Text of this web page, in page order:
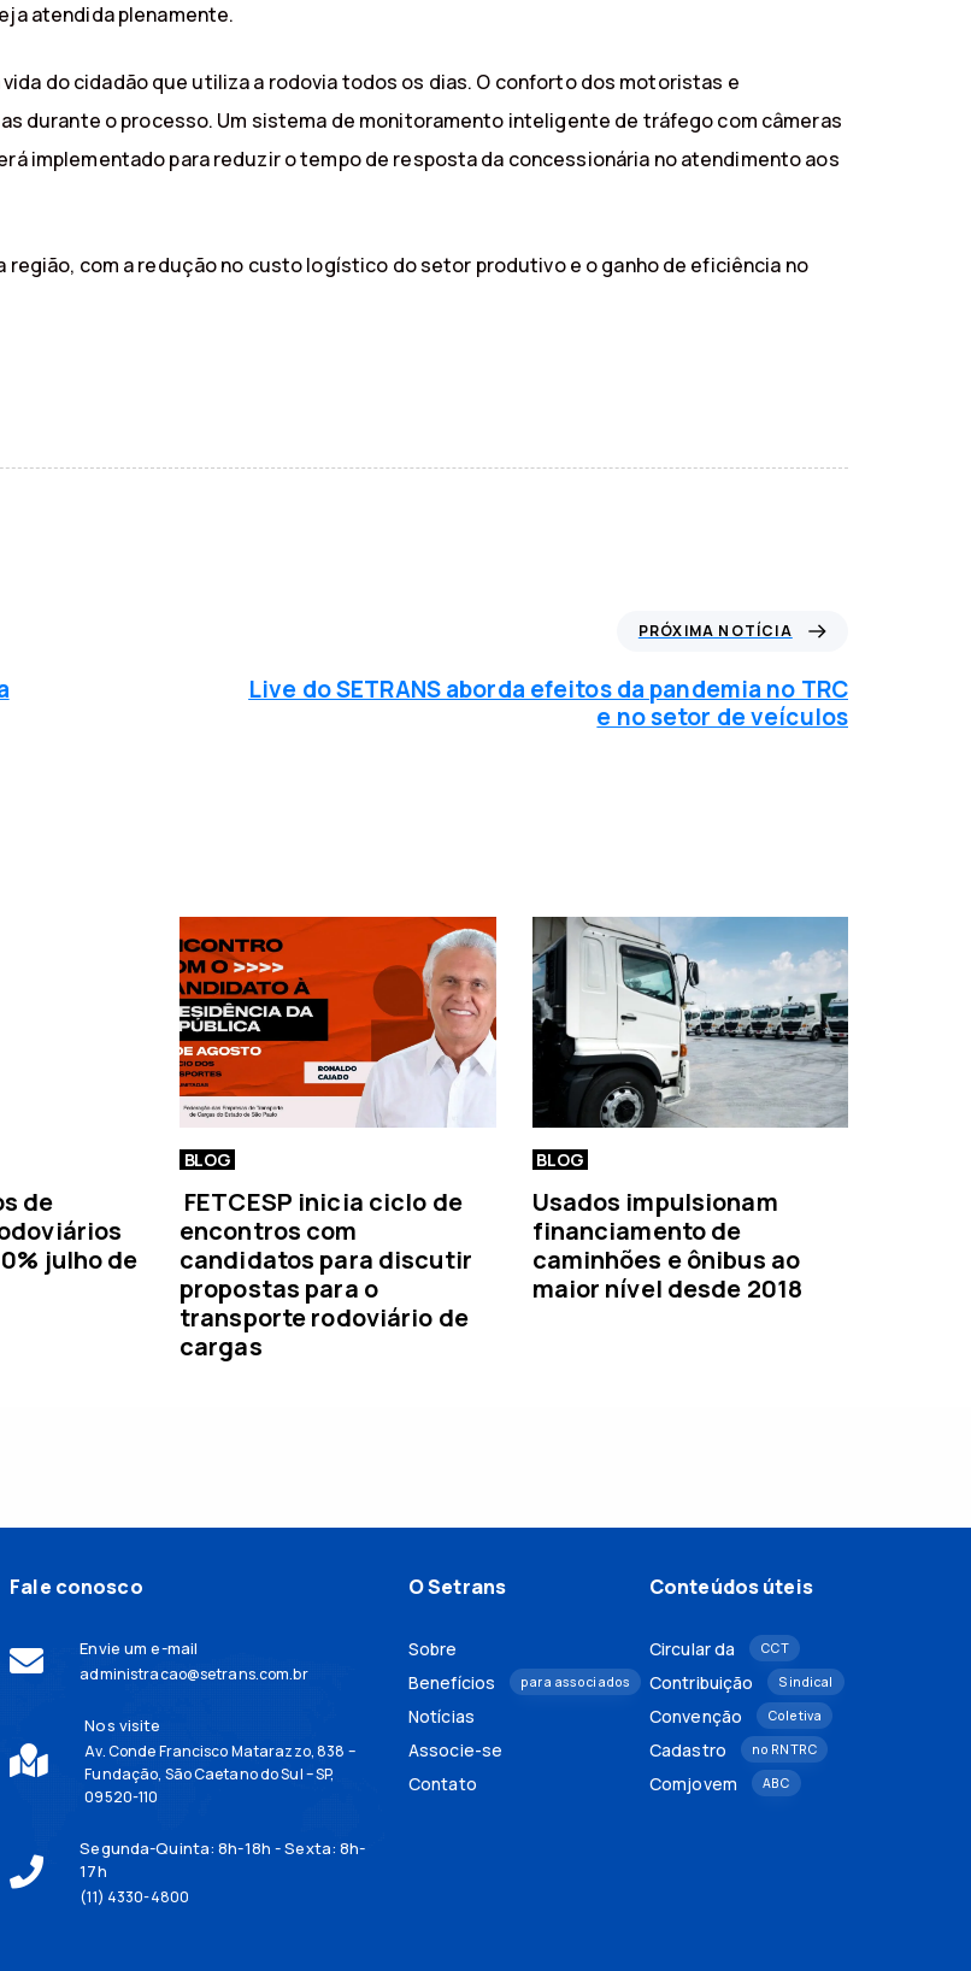
atendida plenamente.
do cidadão que utiliza a rodovia todos os dias. O conforto dos motoristas e
durante o processo. Um sistema de monitoramento inteligente de tráfego com câmeras
implementado para reduzir o tempo de resposta da concessionária no atendimento aos
com a redução no custo logístico do setor produtivo e o ganho de eficiência no
ó
x
c
i
a
PRÓXIMA NOTÍCIA
Live do SETRANS aborda efeitos da pandemia no TRC
e no setor de veículos
de
julho de
BLOG
FETCESP inicia ciclo de
encontros com
candidatos para discutir
propostas para o
transporte rodoviário de
cargas
BLOG
Usados impulsionam
financiamento de
caminhões e ônibus ao
maior nível desde 2018
Fale conosco
Envie um e-mail
administracao@setrans.com.br
Nos visite
Av. Conde Francisco Matarazzo, 838 –
Fundação, São Caetano do Sul – SP,
09520-110
Segunda-Quinta: 8h-18h - Sexta: 8h-
17h
(11) 4330-4800
O Setrans
Sobre
Benefícios
para associados
Notícias
Associe-se
Contato
Conteúdos úteis
Circular da CCT
Contribuição Sindical
Convenção Coletiva
Cadastro no RNTRC
Comjovem ABC